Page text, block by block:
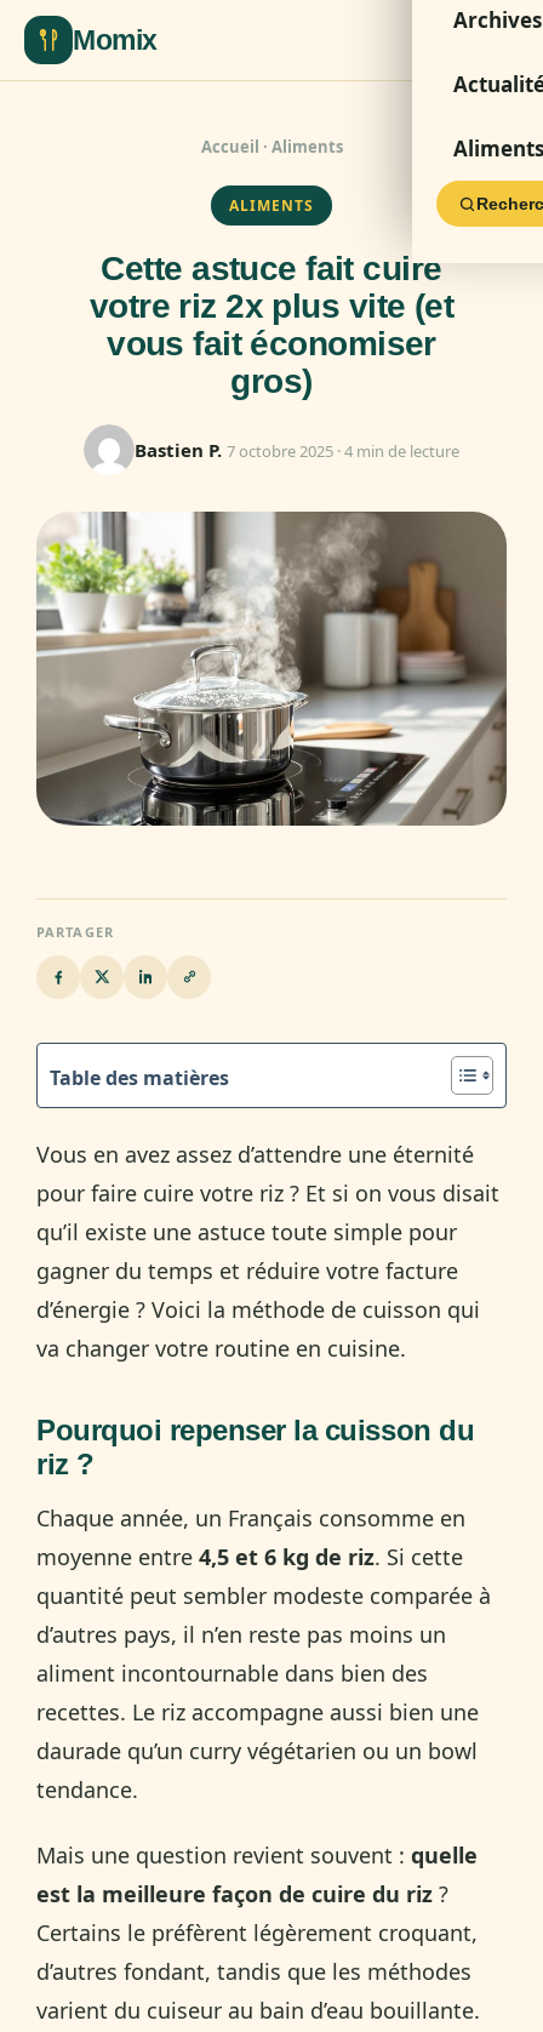
Momix
Archives
Aliments
Accueil · Aliments
ALIMENTS
Cette astuce fait cuire
votre riz 2x plus vite (et
vous fait économiser
gros)
Bastien P. 7 octobre 2025 · 4 min de lecture
PARTAGER
Table des matières
Vous en avez assez d’attendre une éternité
pour faire cuire votre riz ? Et si on vous disait
qu’il existe une astuce toute simple pour
gagner du temps et réduire votre facture
d’énergie ? Voici la méthode de cuisson qui
va changer votre routine en cuisine.
Pourquoi repenser la cuisson du
riz ?
Chaque année, un Français consomme en
moyenne entre 4,5 et 6 kg de riz. Si cette
quantité peut sembler modeste comparée à
d’autres pays, il n’en reste pas moins un
aliment incontournable dans bien des
recettes. Le riz accompagne aussi bien une
daurade qu’un curry végétarien ou un bowl
tendance.
Mais une question revient souvent : quelle
est la meilleure façon de cuire du riz ?
Certains le préfèrent légèrement croquant,
d’autres fondant, tandis que les méthodes
varient du cuiseur au bain d’eau bouillante.